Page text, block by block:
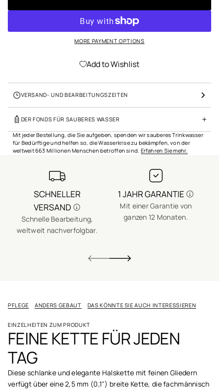
MORE PAYMENT OPTIONS
Add to Wishlist
VERSAND- UND BEARBEITUNGSZEITEN
DER FONDS FÜR SAUBERES WASSER
Mit jeder Bestellung, die Sie aufgeben, spenden wir sauberes Trinkwasser
für Bedürftige und helfen so, die Wasserkrise zu bekämpfen, von der
weltweit 663 Millionen Menschen betroffen sind. Erfahren Sie mehr.
SCHNELLER
VERSAND
Schnelle Bearbeitung,
weltweit nachverfolgbar.
1 JAHR GARANTIE
Mit einer Garantie von
ganzen 12 Monaten.
PFLEGE ANDERS GEBAUT DAS KÖNNTE SIE AUCH INTERESSIEREN
EINZELHEITEN ZUM PRODUKT
FEINE KETTE FÜR JEDEN
TAG
Diese schlanke und elegante Halskette mit feinen Gliedern
verfügt über eine 2,5 mm (0,1") breite Kette, die fachmännisch